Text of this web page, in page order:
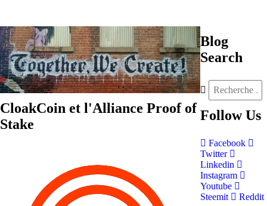
CloakCoin et l'Alliance Proof of
Stake
Blog
Search
Follow Us
Facebook
Twitter
Linkedin
Instagram
Youtube
Steemit
Reddit